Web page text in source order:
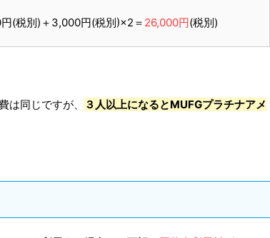
(税別)＋3,000円(税別)×2＝ 26,000円(税別)
は同じですが、
３人以上になるとMUFGプラチナアメ